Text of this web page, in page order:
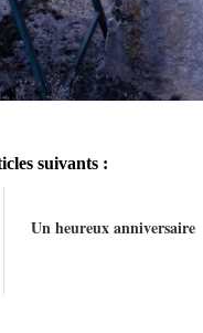
suivants :
Un heureux anniversaire